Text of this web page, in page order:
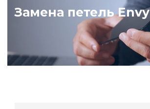
Замена петель Envy